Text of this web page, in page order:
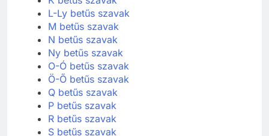
K betűs szavak
L-Ly betűs szavak
M betűs szavak
N betűs szavak
Ny betűs szavak
O-Ó betűs szavak
Ö-Ő betűs szavak
Q betűs szavak
P betűs szavak
R betűs szavak